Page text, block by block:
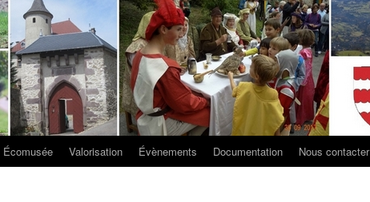
Écomusée Valorisation Évènements Documentation Nous contacter